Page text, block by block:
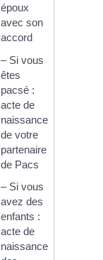
époux
avec son
accord
– Si vous
êtes
pacsé :
acte de
naissance
de votre
partenaire
de Pacs
– Si vous
avez des
enfants :
acte de
naissance